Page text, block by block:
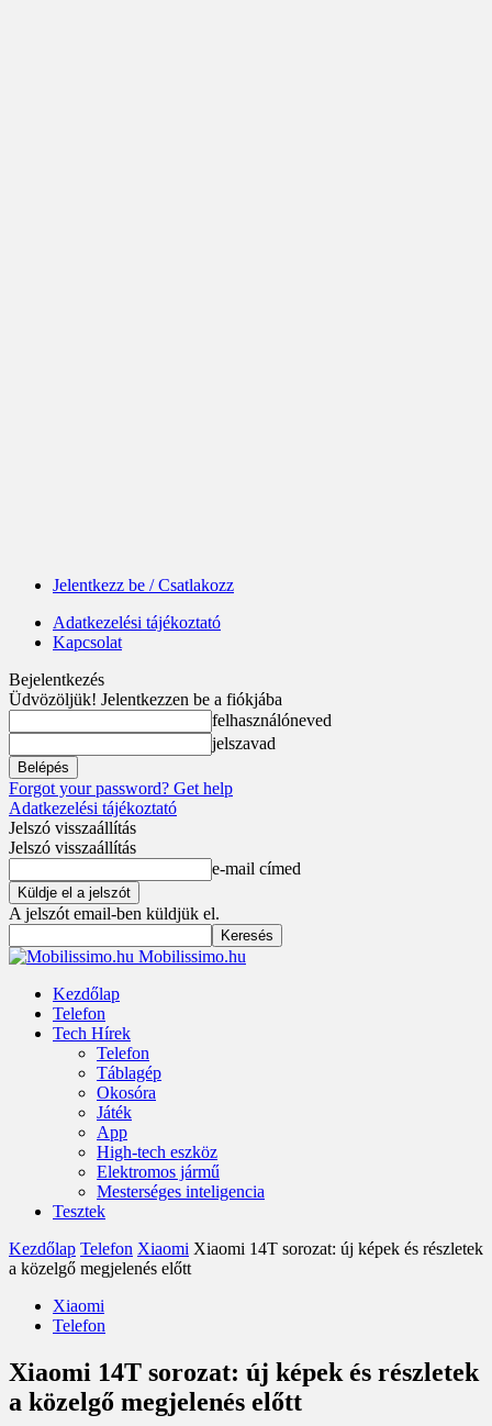
Jelentkezz be / Csatlakozz
Adatkezelési tájékoztató
Kapcsolat
Bejelentkezés
Üdvözöljük! Jelentkezzen be a fiókjába
felhasználóneved
jelszavad
Forgot your password? Get help
Adatkezelési tájékoztató
Jelszó visszaállítás
Jelszó visszaállítás
e-mail címed
A jelszót email-ben küldjük el.
Mobilissimo.hu
Kezdőlap
Telefon
Tech Hírek
Telefon
Táblagép
Okosóra
Játék
App
High-tech eszköz
Elektromos jármű
Mesterséges inteligencia
Tesztek
Kezdőlap Telefon Xiaomi Xiaomi 14T sorozat: új képek és részletek
a közelgő megjelenés előtt
Xiaomi
Telefon
Xiaomi 14T sorozat: új képek és részletek
a közelgő megjelenés előtt